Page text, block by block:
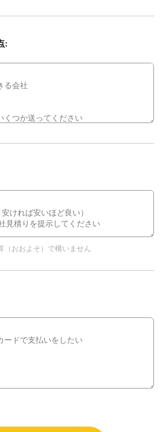
:
（おおよそ）で構いません